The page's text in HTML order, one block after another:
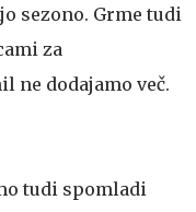
sezono. Grme tudi
za
ne dodajamo več.
tudi spomladi